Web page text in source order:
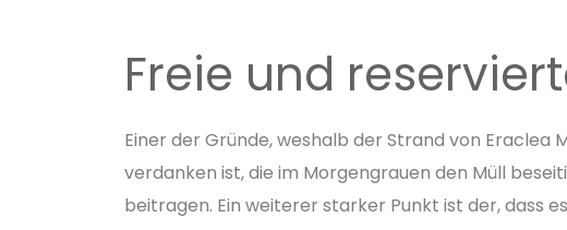
Freie und
Einer der Gründe, weshalb der Strand von
verdanken ist, die im Morgengrauen den Müll
beitragen. Ein weiterer starker Punkt ist der, dass